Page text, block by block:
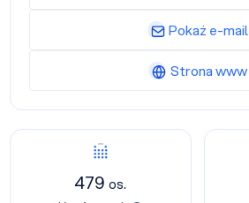
479os.
Pokaż e-mail
Strona www